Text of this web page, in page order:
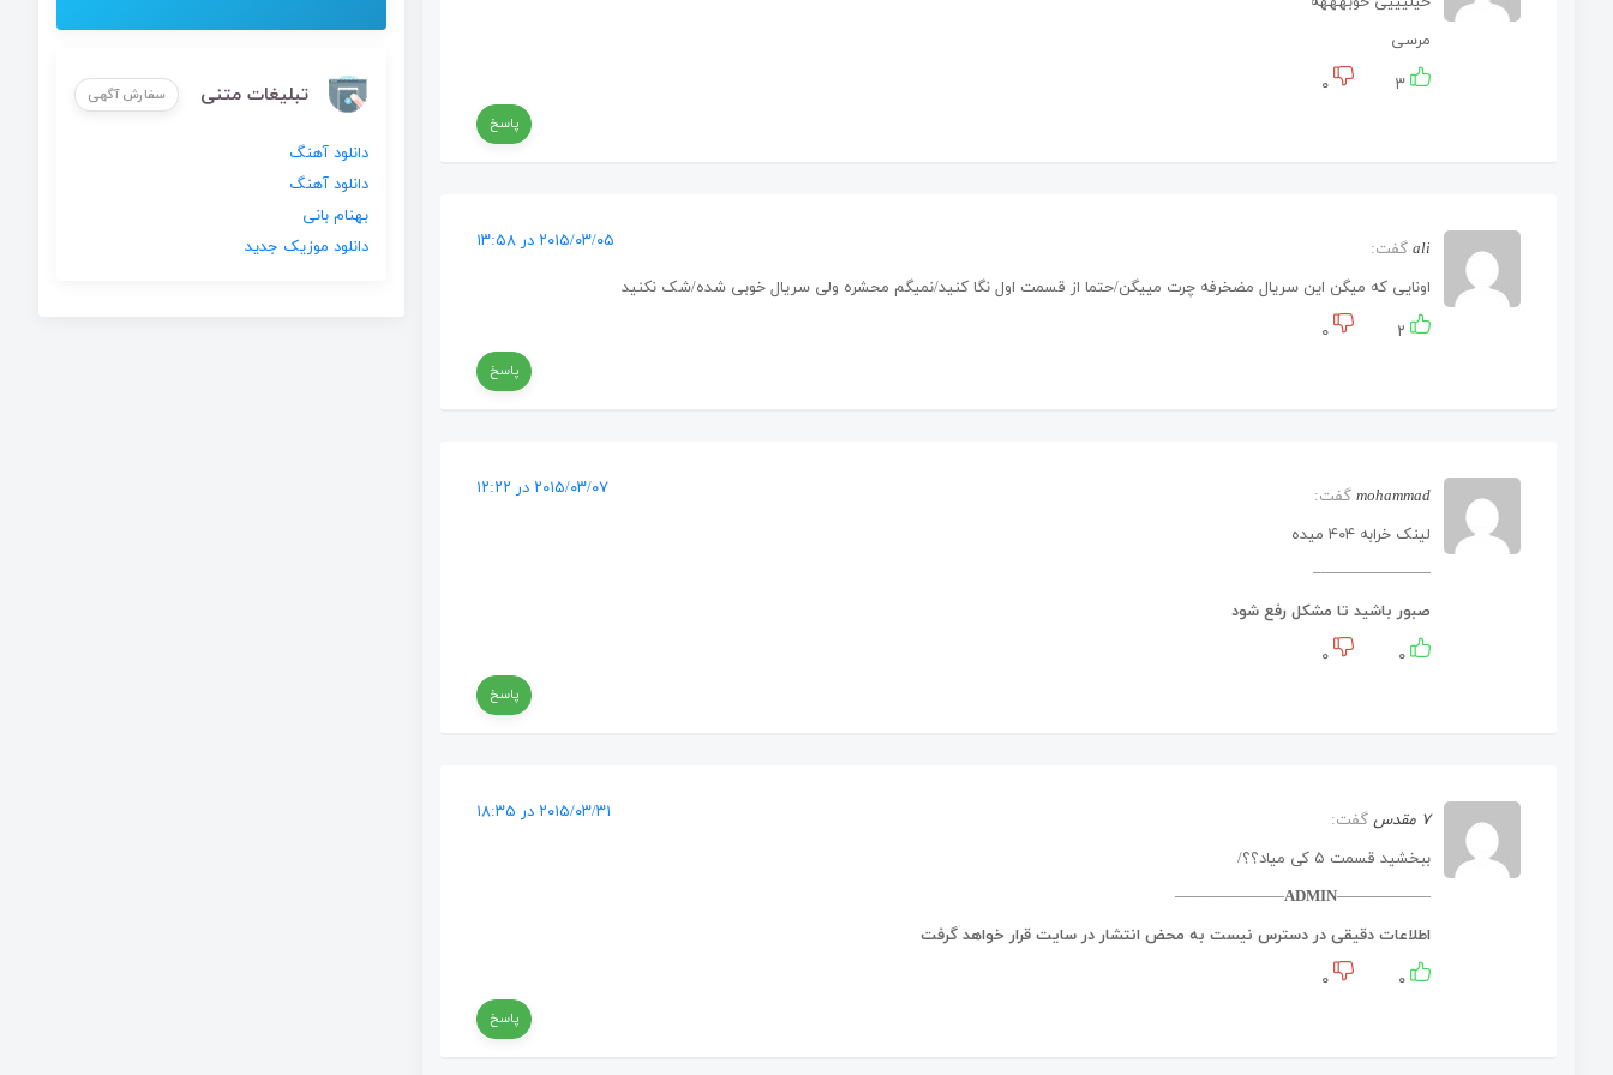
مرسی
۳ ۰
پاسخ
ali گفت: ۲۰۱۵/۰۳/۰۵ در ۱۳:۵۸
اونایی که میگن این سریال مضخرفه چرت مییگن/حتما از قسمت اول نگا کنید/نمیگم محشره ولی سریال خوبی شده/شک نکنید
۲ ۰
پاسخ
mohammad گفت: ۲۰۱۵/۰۳/۰۷ در ۱۲:۲۲
لینک خرابه ۴۰۴ میده
———————–
صبور باشید تا مشکل رفع شود
۰ ۰
پاسخ
۷ مقدس گفت: ۲۰۱۵/۰۳/۳۱ در ۱۸:۳۵
ببخشید قسمت ۵ کی میاد؟؟/
——————
ADMIN
———————
اطلاعات دقیقی در دسترس نیست به محض انتشار در سایت قرار خواهد گرفت
۰ ۰
پاسخ
تبلیغات متنی سفارش آگهی
دانلود آهنگ
دانلود آهنگ
بهنام بانی
دانلود موزیک جدید